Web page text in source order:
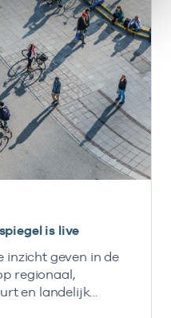
is live
inzicht geven in de
regionaal,
en landelijk